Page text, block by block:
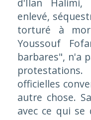
d'Ilan Halimi,
enlevé,
torturé à
Youssouf
barbares", n'a
officielles
autre chose.
avec ce qui se